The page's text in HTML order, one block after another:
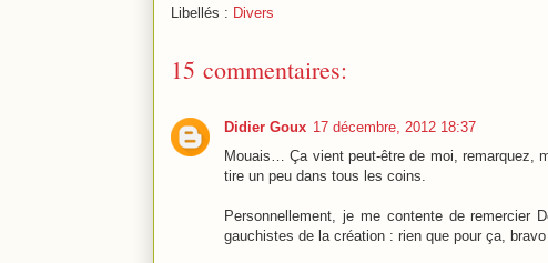
Libellés : Divers
15 commentaires:
Didier Goux 17 décembre, 2012 18:37
Mouais… Ça vient peut-être de moi, remarquez,
tire un peu dans tous les coins.
Personnellement, je me contente de remercier
gauchistes de la création : rien que pour ça,